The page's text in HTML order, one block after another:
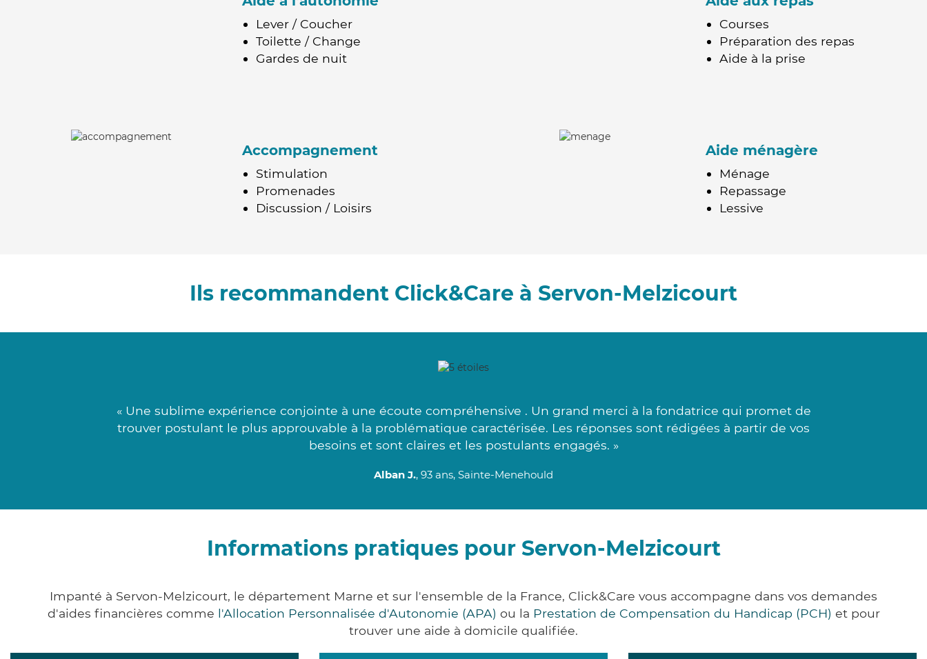
Lever / Coucher
Toilette / Change
Gardes de nuit
Courses
Préparation des repas
Aide à la prise
Accompagnement
Stimulation
Promenades
Discussion / Loisirs
Aide ménagère
Ménage
Repassage
Lessive
Ils recommandent Click&Care à Servon-Melzicourt
« Une sublime expérience conjointe à une écoute compréhensive . Un grand merci à la fondatrice qui promet de
trouver postulant le plus approuvable à la problématique caractérisée. Les réponses sont rédigées à partir de vos
besoins et sont claires et les postulants engagés. »
Alban J., 93 ans, Sainte-Menehould
Informations pratiques pour Servon-Melzicourt
Impanté à Servon-Melzicourt, le département Marne et sur l'ensemble de la France, Click&Care vous accompagne dans vos demandes
d'aides financières comme l'Allocation Personnalisée d'Autonomie (APA) ou la Prestation de Compensation du Handicap (PCH) et pour
trouver une aide à domicile qualifiée.